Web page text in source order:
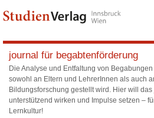
journal für begabtenförderung
Die Analyse und Entfaltung von
sowohl an Eltern und LehrerInnen als auch
Bildungsforschung gestellt wird. Hier will
unterstützend wirken und Impulse setzen –
Lernkultur!